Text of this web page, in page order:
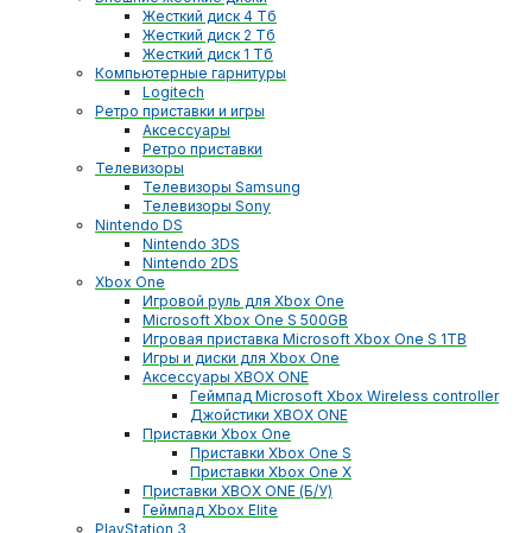
Жесткий диск 4 Тб
Жесткий диск 2 Тб
Жесткий диск 1 Тб
Компьютерные гарнитуры
Logitech
Ретро приставки и игры
Аксессуары
Ретро приставки
Телевизоры
Телевизоры Samsung
Телевизоры Sony
Nintendo DS
Nintendo 3DS
Nintendo 2DS
Xbox One
Игровой руль для Xbox One
Microsoft Xbox One S 500GB
Игровая приставка Microsoft Xbox One S 1TB
Игры и диски для Xbox One
Аксессуары XBOX ONE
Геймпад Microsoft Xbox Wireless controller
Джойстики XBOX ONE
Приставки Xbox One
Приставки Xbox One S
Приставки Xbox One X
Приставки XBOX ONE (Б/У)
Геймпад Xbox Elite
PlayStation 3